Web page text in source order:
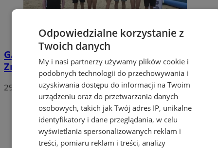
GALERIA
Plażowe emocje do ostatniej piłki.
Znamy mistrzów Mysłowic
29
Odpowiedzialne korzystanie z
Twoich danych
My i nasi partnerzy używamy plików cookie i
podobnych technologii do przechowywania i
uzyskiwania dostępu do informacji na Twoim
urządzeniu oraz do przetwarzania danych
osobowych, takich jak Twój adres IP, unikalne
identyfikatory i dane przeglądania, w celu
wyświetlania spersonalizowanych reklam i
treści, pomiaru reklam i treści, analizy